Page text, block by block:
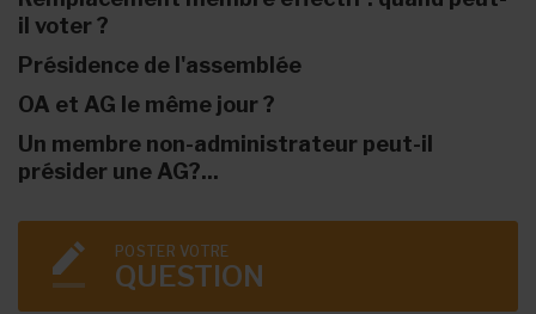
il voter ?
Présidence de l'assemblée
OA et AG le même jour ?
Un membre non-administrateur peut-il
présider une AG?...
POSTER VOTRE
QUESTION